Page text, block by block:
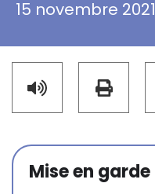
15 novembre 2021
Mise en garde